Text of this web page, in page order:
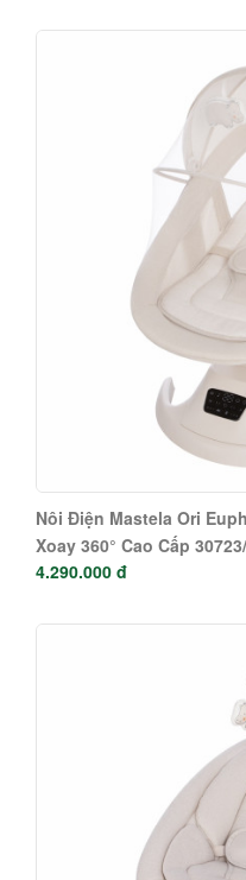
Nôi Điện Mastela Ori
Xoay 360° Cao Cấp
4.290.000 đ